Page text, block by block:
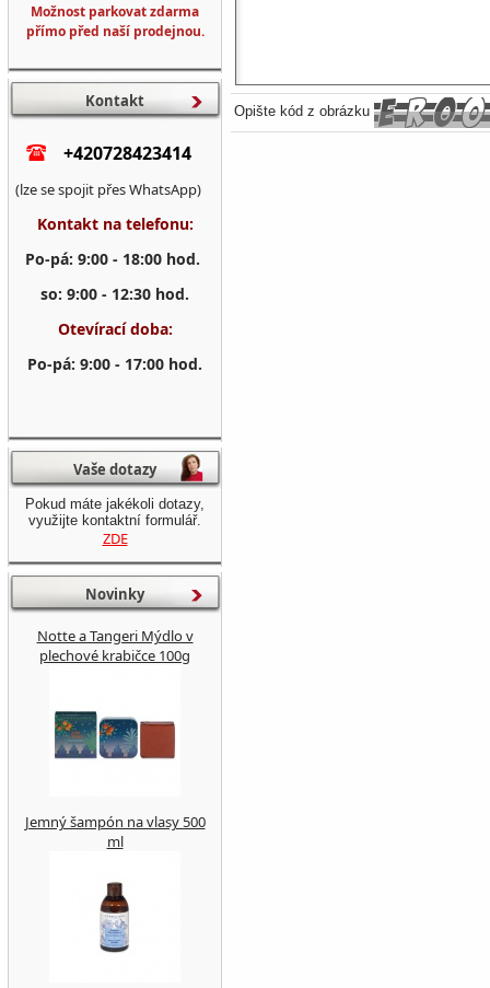
Opište kód z obrázku
Možnost parkovat zdarma
přímo před naší prodejnou.
Kontakt
+420728423414
(lze se spojit přes WhatsApp)
Kontakt na telefonu:
Po-pá: 9:00 - 18:00 hod.
so: 9:00 - 12:30 hod.
Otevírací doba:
Po-pá: 9:00 - 17:00 hod.
Vaše dotazy
Pokud máte jakékoli dotazy,
využijte kontaktní formulář.
ZDE
Novinky
Notte a Tangeri Mýdlo v
plechové krabičce 100g
Jemný šampón na vlasy 500
ml